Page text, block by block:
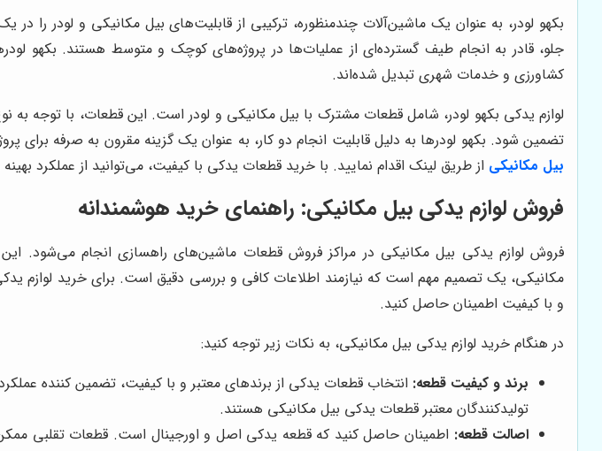
بکهو لودر، به عنوان یک ماشین‌آلات چندمنظوره، ترکیبی از قابلیت‌های بیل مکانیکی و لودر
جلو، قادر به انجام طیف گسترده‌ای از عملیات‌ها در پروژه‌های کوچک و متوسط هستند. بکهو
کشاورزی و خدمات شهری تبدیل شده‌اند.
لوازم یدکی بکهو لودر، شامل قطعات مشترک با بیل مکانیکی و لودر است. این قطعات، با توجه به
تضمین شود. بکهو لودرها به دلیل قابلیت انجام دو کار، به عنوان یک گزینه مقرون به صرفه برای
بیل مکانیکی از طریق لینک اقدام نمایید. با خرید قطعات یدکی با کیفیت، می‌توانید از عملکرد
فروش لوازم یدکی بیل مکانیکی: راهنمای خرید هوشمندانه
فروش لوازم یدکی بیل مکانیکی در مراکز فروش قطعات ماشین‌های راهسازی انجام می‌شود.
مکانیکی، یک تصمیم مهم است که نیازمند اطلاعات کافی و بررسی دقیق است. برای خرید لوازم
و با کیفیت اطمینان حاصل کنید.
در هنگام خرید لوازم یدکی بیل مکانیکی، به نکات زیر توجه کنید:
برند و کیفیت قطعه:
تولیدکنندگان معتبر قطعات یدکی بیل مکانیکی هستند.
اصالت قطعه: اطمینان حاصل کنید که قطعه یدکی اصل و اورجینال است. قطعات تقلبی